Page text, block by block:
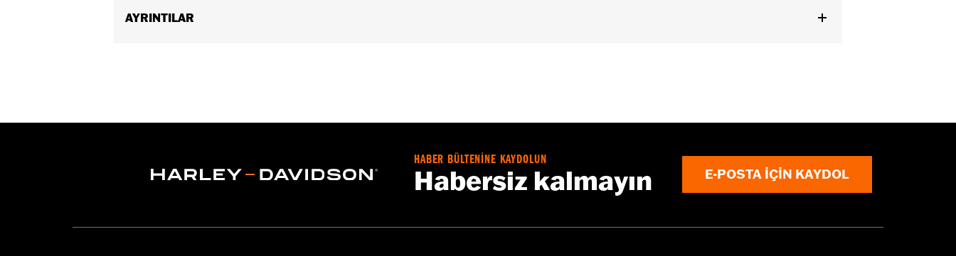
AYRINTILAR
WARRANTY:2 year limited warranty – Go towww.h-d.com/warrantyfor full details
HABER BÜLTENİNE KAYDOLUN
Habersiz kalmayın E-POSTA IÇIN KAYDOL